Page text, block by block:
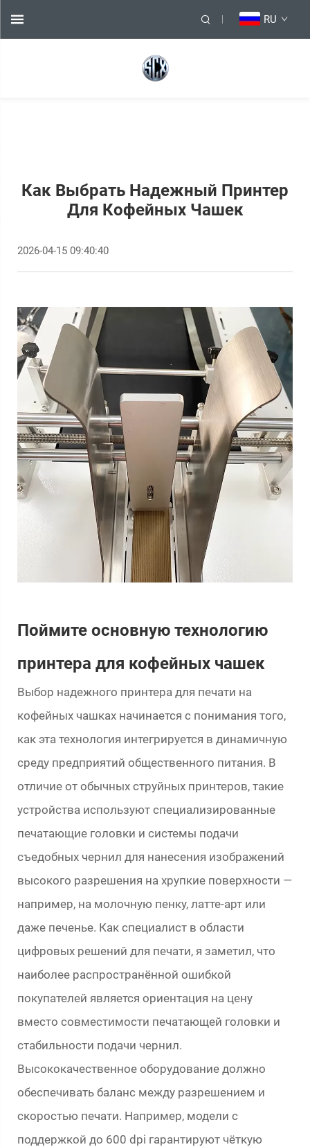
RU
Как Выбрать Надежный Принтер
Для Кофейных Чашек
2026-04-15 09:40:40
Поймите основную технологию
принтера для кофейных чашек
Выбор надежного принтера для печати на
кофейных чашках начинается с понимания того,
как эта технология интегрируется в динамичную
среду предприятий общественного питания. В
отличие от обычных струйных принтеров, такие
устройства используют специализированные
печатающие головки и системы подачи
съедобных чернил для нанесения изображений
высокого разрешения на хрупкие поверхности —
например, на молочную пенку, латте-арт или
даже печенье. Как специалист в области
цифровых решений для печати, я заметил, что
наиболее распространённой ошибкой
покупателей является ориентация на цену
вместо совместимости печатающей головки и
стабильности подачи чернил.
Высококачественное оборудование должно
обеспечивать баланс между разрешением и
скоростью печати. Например, модели с
поддержкой до 600 dpi гарантируют чёткую